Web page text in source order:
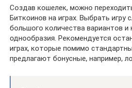
Создав кошелек, можно
Биткоинов на играх. Выбрать игру
большого количества вариантов и
однообразия. Рекомендуется
играх, которые помимо
предлагают бонусные, например,